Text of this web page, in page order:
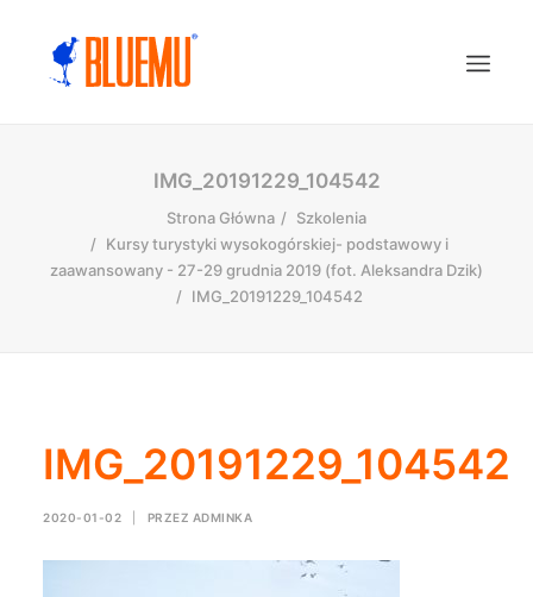
IMG_20191229_104542
Strona Główna
Szkolenia
Kursy turystyki wysokogórskiej- podstawowy i
zaawansowany - 27-29 grudnia 2019 (fot. Aleksandra Dzik)
IMG_20191229_104542
IMG_20191229_104542
2020-01-02 PRZEZ ADMINKA